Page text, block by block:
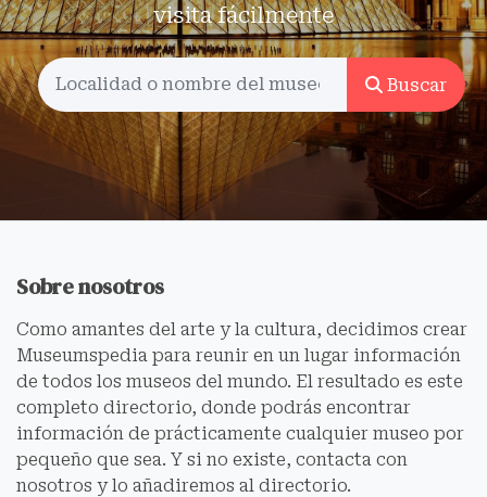
visita fácilmente
Buscar
Sobre nosotros
Como amantes del arte y la cultura, decidimos crear
Museumspedia para reunir en un lugar información
de todos los museos del mundo. El resultado es este
completo directorio, donde podrás encontrar
información de prácticamente cualquier museo por
pequeño que sea. Y si no existe, contacta con
nosotros y lo añadiremos al directorio.